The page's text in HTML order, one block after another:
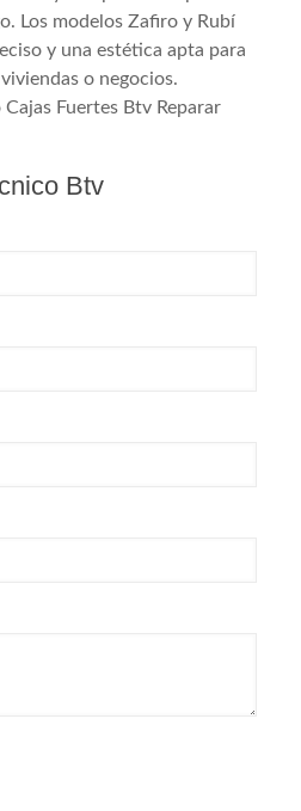
Los modelos Zafiro y Rubí
y una estética apta para
o negocios.
Fuertes Btv Reparar
Btv